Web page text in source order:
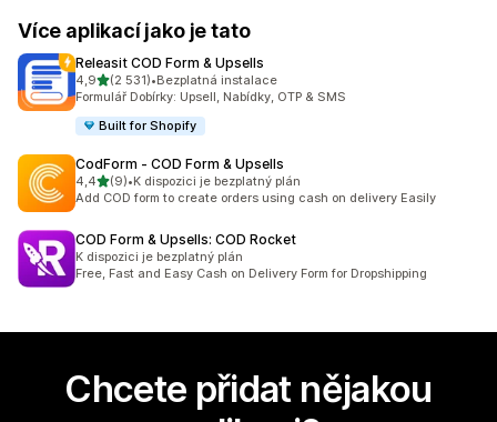
Více aplikací jako je tato
Releasit COD Form & Upsells
4,9z 5 hvězd
(2 531)
Celkový počet recenzí: 2531
•Bezplatná instalace
Formulář Dobírky: Upsell, Nabídky, OTP & SMS
Built for Shopify
CodForm ‑ COD Form & Upsells
4,4z 5 hvězd
(9)
Celkový počet recenzí: 9
•K dispozici je bezplatný plán
Add COD form to create orders using cash on delivery Easily
COD Form & Upsells: COD Rocket
K dispozici je bezplatný plán
Free, Fast and Easy Cash on Delivery Form for Dropshipping
Chcete přidat nějakou